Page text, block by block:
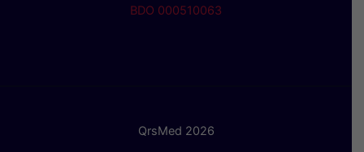
BDO 000510063
QrsMed 2026